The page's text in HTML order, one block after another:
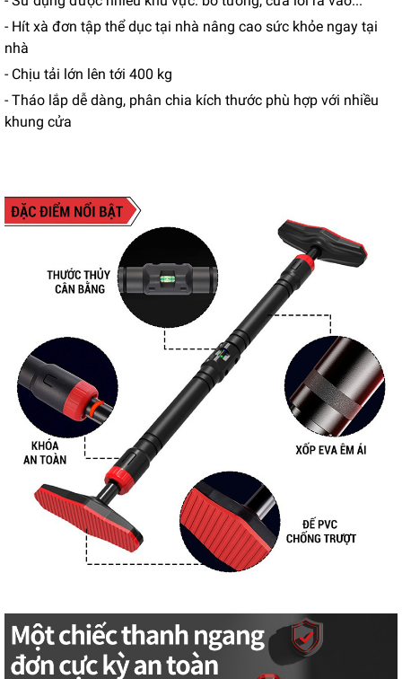
- Hít xà đơn tập thể dục tại nhà nâng cao sức khỏe ngay tại
nhà
- Chịu tải lớn lên tới 400 kg
- Tháo lắp dễ dàng, phân chia kích thước phù hợp với nhiều
khung cửa